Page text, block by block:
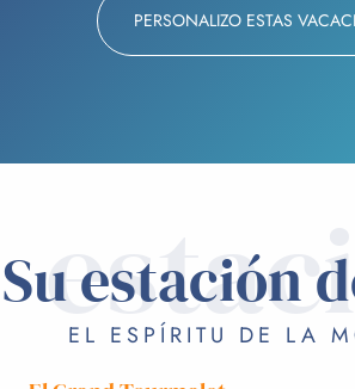
PERSONALIZO ESTAS
Su estación
EL ESPÍRITU DE LA